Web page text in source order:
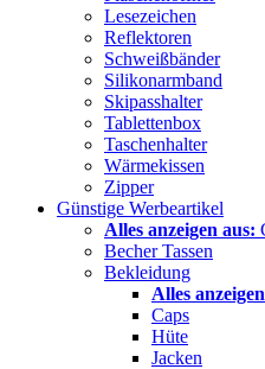
Lesezeichen
Reflektoren
Schweißbänder
Silikonarmband
Skipasshalter
Tablettenbox
Taschenhalter
Wärmekissen
Zipper
Günstige Werbeartikel
Alles anzeigen aus:
Becher Tassen
Bekleidung
Alles
Caps
Hüte
Jacken